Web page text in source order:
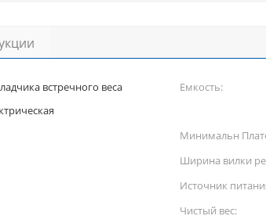
встречного веса
Емкость:
Минимальн
Высота:
Ширина вилки
Источник
Чистый вес: